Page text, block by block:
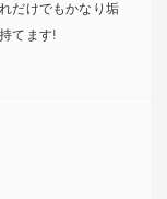
だけでもかなり垢
てます!